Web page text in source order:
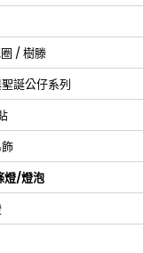
/ 樹滕
誕公仔系列
燈/燈泡